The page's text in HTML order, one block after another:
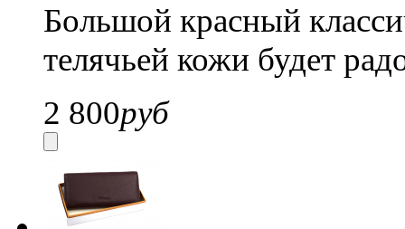
Большой красный
телячьей кожи будет
2 800руб